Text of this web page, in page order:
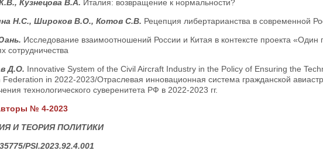
Кузнецова В.А. Италия: возвращение к нормальности?
Н.С., Широков В.О., Котов С.В. Рецепция либертарианства в современной
Исследование взаимоотношений России и Китая в контексте проекта «Один
сотрудничества
Д.О. Innovative System of the Civil Aircraft Industry in the Policy of Ensuring the
Federation in 2022-2023/Отраслевая инновационная система гражданской
технологического суверенитета РФ в 2022-2023 гг.
№ 4-2023
И ТЕОРИЯ ПОЛИТИКИ
PSI.2023.92.4.001